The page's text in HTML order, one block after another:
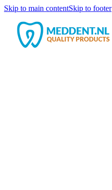
Skip to main contentSkip to footer